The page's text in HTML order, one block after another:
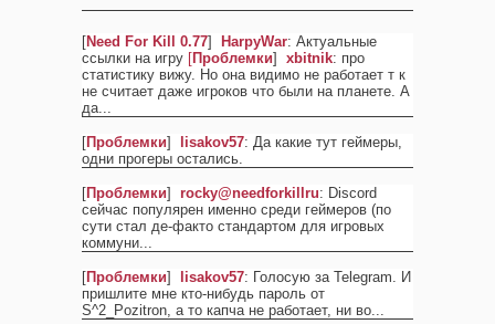
[Need For Kill 0.77] HarpyWar: Актуальные
ссылки на игру [Проблемки] xbitnik: про
статистику вижу. Но она видимо не работает т к
не считает даже игроков что были на планете. А
да...
[Проблемки] lisakov57: Да какие тут геймеры,
одни прогеры остались.
[Проблемки] rocky@needforkillru: Discord
сейчас популярен именно среди геймеров (по
сути стал де-факто стандартом для игровых
коммуни...
[Проблемки] lisakov57: Голосую за Telegram. И
пришлите мне кто-нибудь пароль от
S^2_Pozitron, а то капча не работает, ни во...